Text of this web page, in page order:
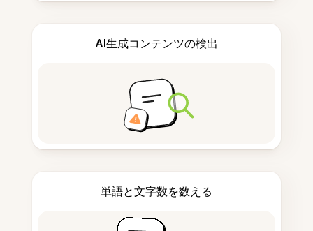
AI生成コンテンツの検出
単語と文字数を数える